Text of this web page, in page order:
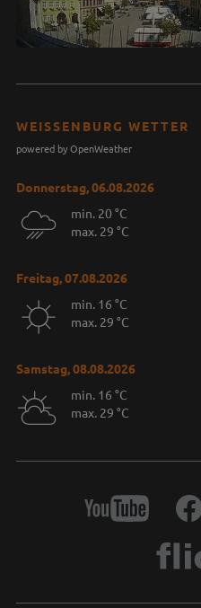
WEISSENBURG WETTER
powered by OpenWeather
Donnerstag, 06.08.2026
min. 20 °C
max. 29 °C
Freitag, 07.08.2026
min. 16 °C
max. 29 °C
Samstag, 08.08.2026
min. 16 °C
max. 29 °C